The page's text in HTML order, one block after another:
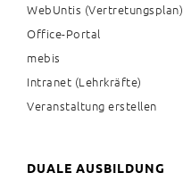
WebUntis (Vertretungsplan)
Office-Portal
mebis
Intranet (Lehrkräfte)
Veranstaltung erstellen
DUALE AUSBILDUNG